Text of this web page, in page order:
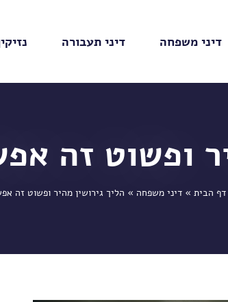
דיני משפחה דיני תעבורה
ופשוט זה
דף הבית »דיני משפחה » הליך גירושין מהיר ופשוט זה